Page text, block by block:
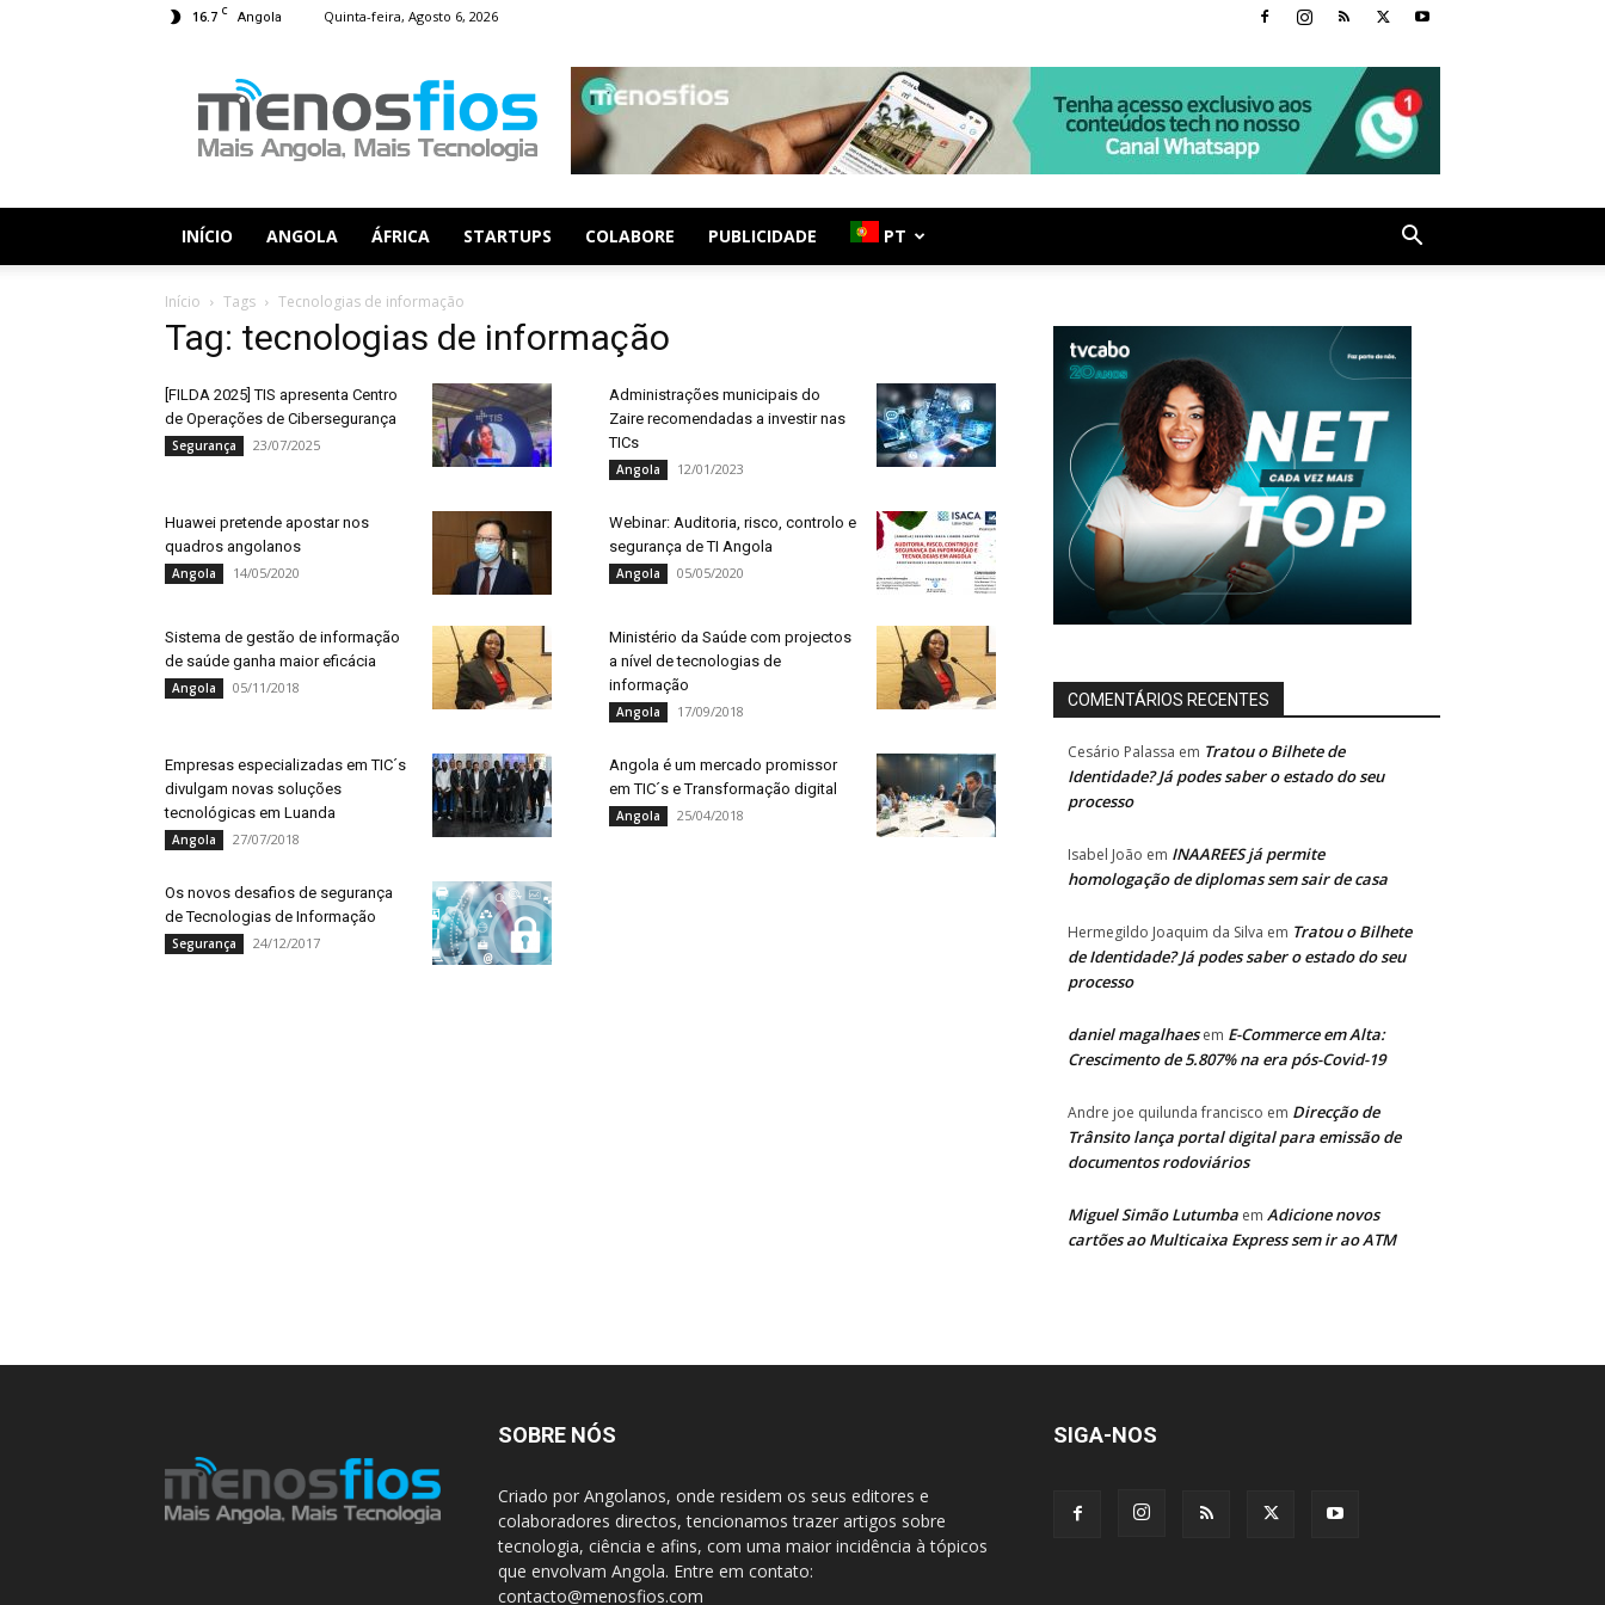
16.7 C Angola Quinta-feira, Agosto 6, 2026
Fios
INÍCIO ANGOLA ÁFRICA STARTUPS COLABORE PUBLICIDADE PT
Início Tags Tecnologias de informação
Tag: tecnologias de informação
[FILDA 2025] TIS apresenta Centro
de Operações de Cibersegurança
Segurança 23/07/2025
Administrações municipais do
Zaire recomendadas a investir nas
TICs
Angola 12/01/2023
Huawei pretende apostar nos
quadros angolanos
Angola 14/05/2020
Webinar: Auditoria, risco, controlo e
segurança de TI Angola
Angola 05/05/2020
Sistema de gestão de informação
de saúde ganha maior eficácia
Angola 05/11/2018
Ministério da Saúde com projectos
a nível de tecnologias de
informação
Angola 17/09/2018
Empresas especializadas em TIC´s
divulgam novas soluções
tecnológicas em Luanda
Angola 27/07/2018
Angola é um mercado promissor
em TIC´s e Transformação digital
Angola 25/04/2018
Os novos desafios de segurança
de Tecnologias de Informação
Segurança 24/12/2017
COMENTÁRIOS RECENTES
Cesário Palassa em Tratou o Bilhete de
Identidade? Já podes saber o estado do seu
processo
Isabel João em INAAREES já permite
homologação de diplomas sem sair de casa
Hermegildo Joaquim da Silva em Tratou o Bilhete
de Identidade? Já podes saber o estado do seu
processo
daniel magalhaesem E-Commerce em Alta:
Crescimento de 5.807% na era pós-Covid-19
Andre joe quilunda francisco em Direcção de
Trânsito lança portal digital para emissão de
documentos rodoviários
Miguel Simão Lutumba em Adicione novos
cartões ao Multicaixa Express sem ir ao ATM
SOBRE NÓS
Criado por Angolanos, onde residem os seus editores e
colaboradores directos, tencionamos trazer artigos sobre
tecnologia, ciência e afins, com uma maior incidência à tópicos
que envolvam Angola. Entre em contato:
contacto@menosfios.com
SIGA-NOS